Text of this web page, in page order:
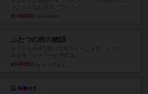
約1時間前
ふたつの街の物語
約5時間前
画像付き